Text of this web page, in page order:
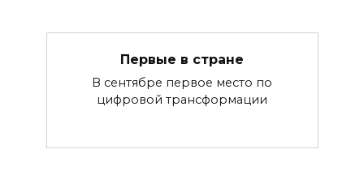
Первые в стране
В сентябре первое место по
цифровой трансформации